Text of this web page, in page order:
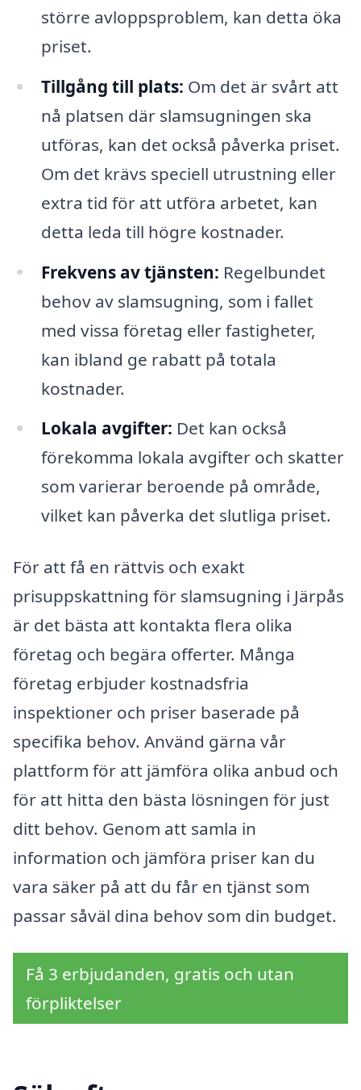
större avloppsproblem, kan detta öka
priset.
Tillgång till plats: Om det är svårt att
nå platsen där slamsugningen ska
utföras, kan det också påverka priset.
Om det krävs speciell utrustning eller
extra tid för att utföra arbetet, kan
detta leda till högre kostnader.
Frekvens av tjänsten: Regelbundet
behov av slamsugning, som i fallet
med vissa företag eller fastigheter,
kan ibland ge rabatt på totala
kostnader.
Lokala avgifter: Det kan också
förekomma lokala avgifter och skatter
som varierar beroende på område,
vilket kan påverka det slutliga priset.
För att få en rättvis och exakt
prisuppskattning för slamsugning i Järpås
är det bästa att kontakta flera olika
företag och begära offerter. Många
företag erbjuder kostnadsfria
inspektioner och priser baserade på
specifika behov. Använd gärna vår
plattform för att jämföra olika anbud och
för att hitta den bästa lösningen för just
ditt behov. Genom att samla in
information och jämföra priser kan du
vara säker på att du får en tjänst som
passar såväl dina behov som din budget.
Få 3 erbjudanden, gratis och utan
förpliktelser